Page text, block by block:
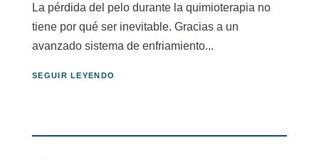
La pérdida del pelo durante la quimioterapia no
tiene por qué ser inevitable. Gracias a un
avanzado sistema de enfriamiento...
SEGUIR LEYENDO